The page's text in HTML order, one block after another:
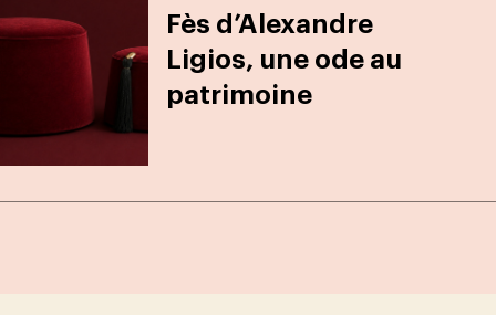
Fès d’Alexandre
Ligios, une ode au
patrimoine